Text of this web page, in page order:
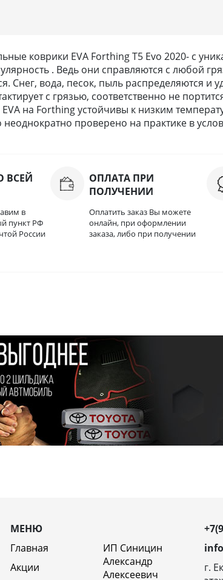
коврики EVA Forthing T5 Evo 2020- с
. Ведь они справляются с любой
Снег, вода, песок, пыль распределяются и
с грязью, соответственно не
на Forthing устойчивы к низким
проверено на практике в
ВСЕЙ
в
пункт РФ
России
ОПЛАТА ПРИ
ПОЛУЧЕНИИ
Оплатить заказ Вы можете
онлайн, при оформлении
заказа, либо при получении
МЕНЮ
Главная
Акции
ИП Синицин
Александр
Алексеевич
г.